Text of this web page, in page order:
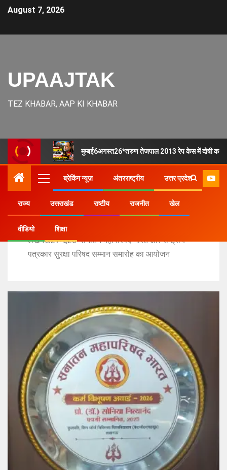
August 7, 2026
UPAAJTAK
TEZ KHABAR, AAP KI KHABAR
मुम्बई6अगस्त26*तरुण तेजपाल 2013 रेप केस में दोषी करार,
ब्रेकिंग न्यूज़ अंतरराष्ट्रीय उत्तर प्रदेश
राज्य उत्तराखंड राष्टीय राजनीत खेल
वीडियो शिक्षा
Home
उत्तर प्रदेश
लखनऊ27मई26*सनातन महापरिषद भारत और राष्ट्रीय
पत्रकार सुरक्षा परिषद सम्मान समारोह का आयोजन